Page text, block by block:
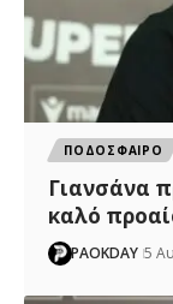
ΠΟΔΟΣΦΑΙΡΟ
Γιανσάνα
καλό
PAOKDAY 5